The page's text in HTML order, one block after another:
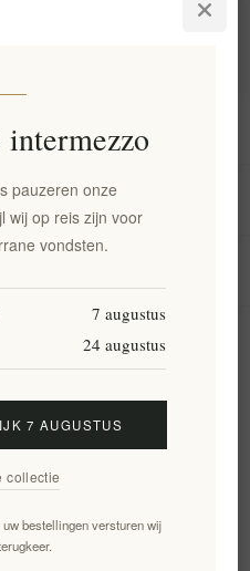
intermezzo
pauzeren onze
wij op reis zijn voor
vondsten.
7 augustus
24 augustus
7 AUGUSTUS
collectie
bestellingen versturen wij